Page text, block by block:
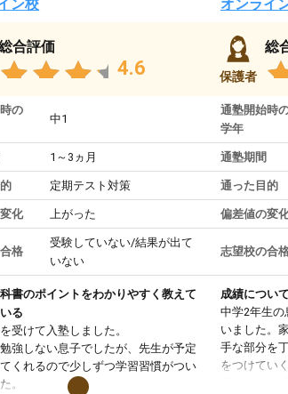
ン校
合評価
4.6
の
中1
1～3ヵ月
定期テスト対策
化 上がった
格
受験していない/結果が出て
いない
書のポイントをわかりやすく教えて
る
受けて入塾しました。
強しない息子でしたが、先生が予定
くれるので少しずつ学習習慣がつい
。
オンライ
保護者
総
通塾開始時
学年
通塾期間
通った目的
偏差値の変
志望校の合
成績について
中学2年生の
いました。
手な部分を
をつけてい
期テストの